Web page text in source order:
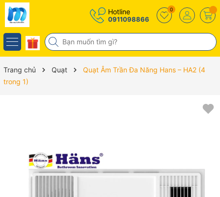
Hotline
0911098866
0
Trang chủ Quạt
Quạt Âm Trần Đa Năng Hans – HA2 (4
trong 1)